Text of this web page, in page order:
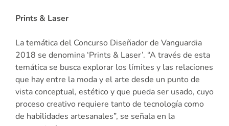
Prints & Laser
La temática del Concurso Diseñador de Vanguardia
2018 se denomina ‘Prints & Laser’. “A través de esta
temática se busca explorar los límites y las relaciones
que hay entre la moda y el arte desde un punto de
vista conceptual, estético y que pueda ser usado, cuyo
proceso creativo requiere tanto de tecnología como
de habilidades artesanales”, se señala en la